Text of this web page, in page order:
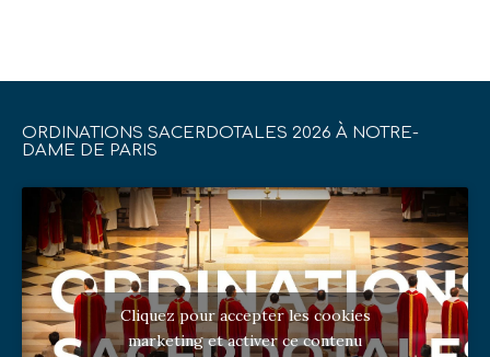
ORDINATIONS SACERDOTALES 2026 À NOTRE-
DAME DE PARIS
Cliquez pour accepter les cookies
marketing et activer ce contenu